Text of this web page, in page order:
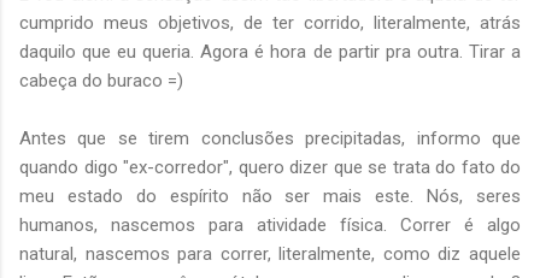
cumprido meus objetivos, de ter corrido, literalmente, atrás
daquilo que eu queria. Agora é hora de partir pra outra. Tirar a
cabeça do buraco =)
Antes que se tirem conclusões precipitadas, informo que
quando digo "ex-corredor", quero dizer que se trata do fato do
meu estado do espírito não ser mais este. Nós, seres
humanos, nascemos para atividade física. Correr é algo
natural, nascemos para correr, literalmente, como diz aquele